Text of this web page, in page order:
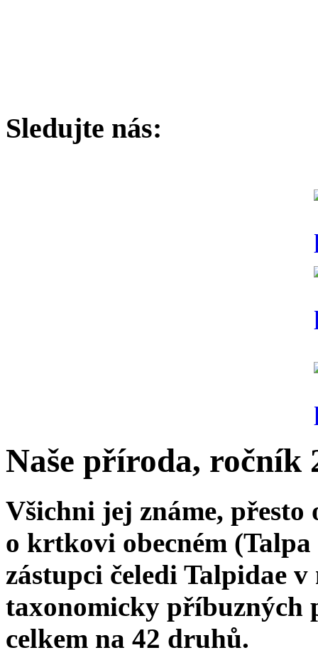
Sledujte nás:
Naše příroda, ročník
Všichni jej známe, přesto
o krtkovi obecném
zástupci čeledi Talpidae
taxonomicky příbuzných
celkem na 42 druhů.